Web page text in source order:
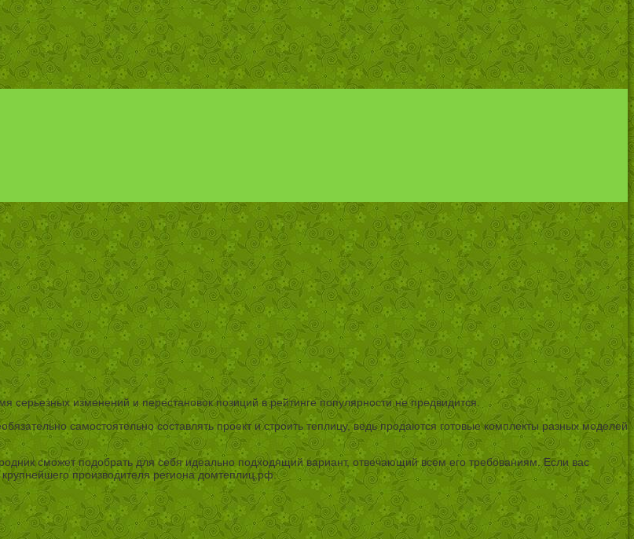
изменений и перестановок позиций в рейтинге популярности не предвидится.
самостоятельно составлять проект и строить теплицу, ведь продаются готовые комплекты разных моделей
сможет подобрать для себя идеально подходящий вариант, отвечающий всем его требованиям. Если вас
производителя региона домтеплиц.рф.